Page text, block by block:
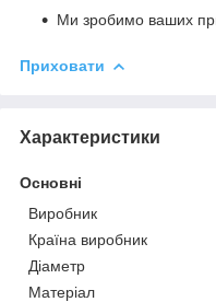
Ми зробимо ваших
Приховати
Характеристики
Основні
Виробник
Країна виробник
Діаметр
Матеріал